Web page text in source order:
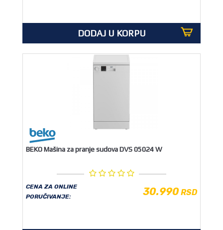
DODAJ U KORPU
BEKO Mašina za pranje sudova DVS 05024 W
CENA ZA ONLINE
PORUČIVANJE:
30.990RSD